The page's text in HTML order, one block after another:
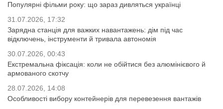
Популярні фільми року: що зараз дивляться українці
31.07.2026, 17:32
Зарядна станція для важких навантажень: дім під час
відключень, інструменти й тривала автономія
30.07.2026, 00:43
Екстремальна фіксація: коли не обійтися без алюмінієвого й
армованого скотчу
28.07.2026, 14:08
Особливості вибору контейнерів для перевезення вантажів